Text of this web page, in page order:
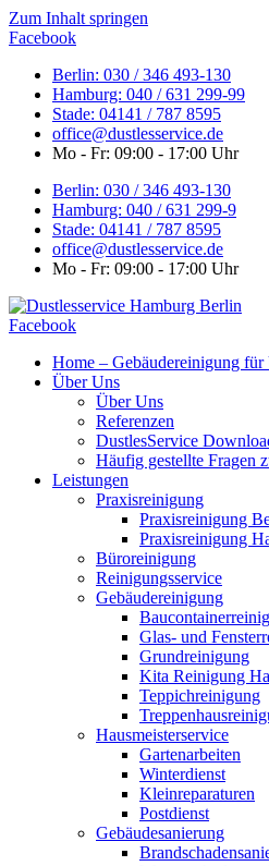
Zum Inhalt springen
Facebook
Berlin: 030 / 346 493-130
Hamburg: 040 / 631 299-99
Stade: 04141 / 787 8595
office@dustlesservice.de
Mo - Fr: 09:00 - 17:00 Uhr
Berlin: 030 / 346 493-130
Hamburg: 040 / 631 299-9
Stade: 04141 / 787 8595
office@dustlesservice.de
Mo - Fr: 09:00 - 17:00 Uhr
Facebook
Home – Gebäudereinigung für
Über Uns
Über Uns
Referenzen
DustlesService
Häufig gestellte Fragen
Leistungen
Praxisreinigung
Praxisreinigung
Praxisreinigung
Büroreinigung
Reinigungsservice
Gebäudereinigung
Glas- und
Grundreinigung
Kita Reinigung
Teppichreinigung
Hausmeisterservice
Gartenarbeiten
Winterdienst
Kleinreparaturen
Postdienst
Gebäudesanierung